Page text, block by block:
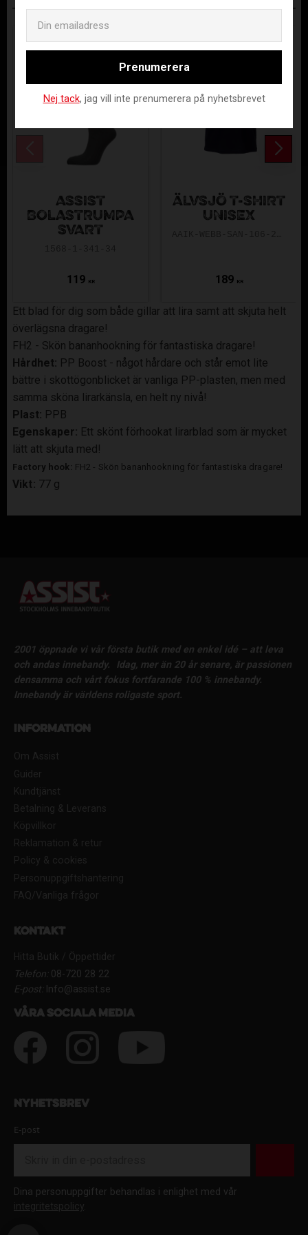
ANDRA KÖPTE ÄVEN
ASSIST
BOLASTRUMPA
SVART
119 KR
ÄLVSJÖ T-SHIRT
UNISEX
189 KR
Ett blad för dig som både gillar att lira samt att skjuta helt
överlägsna dragare!
FH2 - Skön bananhookning för fantastiska dragare!
Hårdhet: PP Boost - något hårdare och står emot lite
bättre i skottögonblicket är vanliga PP-plasten, men med
samma sköna lirarkänsla, en helt ny nivå!
Plast: PPB
Egenskaper: Ett skönt förhookat lirarblad som är mycket
lätt att skjuta med!
Factory hook: FH2 - Skön bananhookning för fantastiska dragare!
Vikt: 77 g
2001 öppnade vi vår första butik med en enkel idé – att leva
och andas innebandy.
Idag, mer än 20 år senare, är passionen
densamma och vårt fokus fortfarande 100 % innebandy.
Innebandy är världens roligaste sport.
Information
Om Assist
Guider
Kundtjänst
Betalning & Leverans
Köpvillkor
Reklamation & retur
Policy & cookies
Personuppgiftshantering
FAQ/Vanliga frågor
Kontakt
Hitta Butik / Öppettider
Telefon:08-720 28 22
E-post:Info@assist.se
Våra sociala media
Nyhetsbrev
E-post
Dina personuppgifter behandlas i enlighet med vår
integritetspolicy.
Prenumerera
Nej tack, jag vill inte prenumerera på nyhetsbrevet